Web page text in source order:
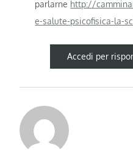
parlarne http://
e-salute-psicofisica-la-
Accedi per